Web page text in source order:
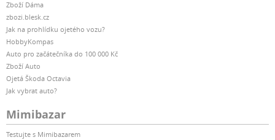
Zboží Dáma
zbozi.blesk.cz
Jak na prohlídku ojetého vozu?
HobbyKompas
Auto pro začátečníka do 100 000 Kč
Zboží Auto
Ojetá Škoda Octavia
Jak vybrat auto?
Mimibazar
Testujte s Mimibazarem